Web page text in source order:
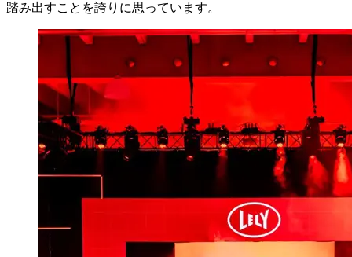
踏み出すことを誇りに思っています。